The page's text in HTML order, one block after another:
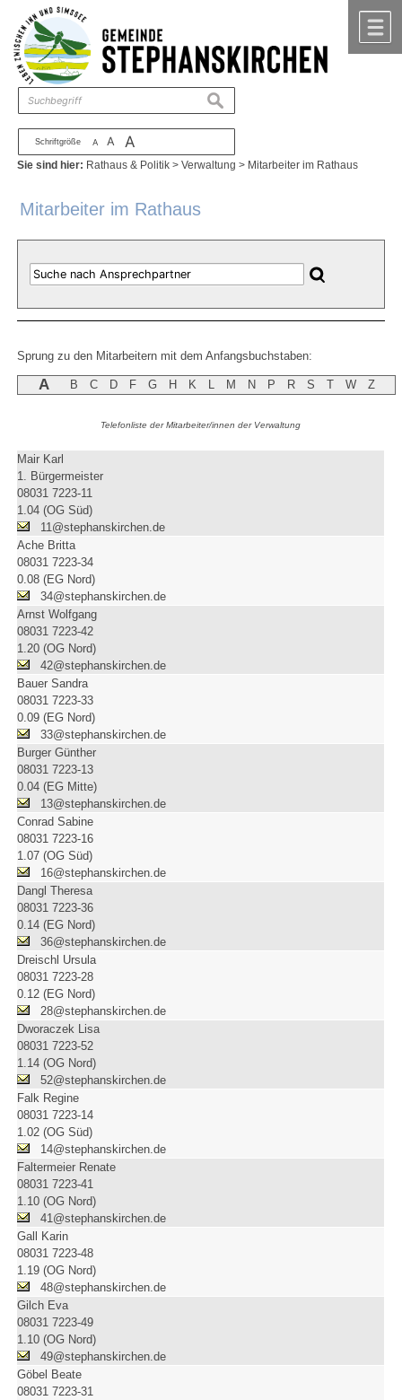
Zum Inhalt ,zur Navigation
Schriftgröße A A A
suchen
Sie sind hier: Rathaus & Politik >Verwaltung > Mitarbeiter im Rathaus
Mitarbeiter im Rathaus
Sprung zu den Mitarbeitern mit dem Anfangsbuchstaben:
A B C D F G H K L M N P R S T W Z
Telefonliste der Mitarbeiter/innen der Verwaltung
Mair Karl
1. Bürgermeister
08031 7223-11
1.04 (OG Süd)
11@stephanskirchen.de
Ache Britta
08031 7223-34
0.08 (EG Nord)
34@stephanskirchen.de
Arnst Wolfgang
08031 7223-42
1.20 (OG Nord)
42@stephanskirchen.de
Bauer Sandra
08031 7223-33
0.09 (EG Nord)
33@stephanskirchen.de
Burger Günther
08031 7223-13
0.04 (EG Mitte)
13@stephanskirchen.de
Conrad Sabine
08031 7223-16
1.07 (OG Süd)
16@stephanskirchen.de
Dangl Theresa
08031 7223-36
0.14 (EG Nord)
36@stephanskirchen.de
Dreischl Ursula
08031 7223-28
0.12 (EG Nord)
28@stephanskirchen.de
Dworaczek Lisa
08031 7223-52
1.14 (OG Nord)
52@stephanskirchen.de
Falk Regine
08031 7223-14
1.02 (OG Süd)
14@stephanskirchen.de
Faltermeier Renate
08031 7223-41
1.10 (OG Nord)
41@stephanskirchen.de
Gall Karin
08031 7223-48
1.19 (OG Nord)
48@stephanskirchen.de
Gilch Eva
08031 7223-49
1.10 (OG Nord)
49@stephanskirchen.de
Göbel Beate
08031 7223-31